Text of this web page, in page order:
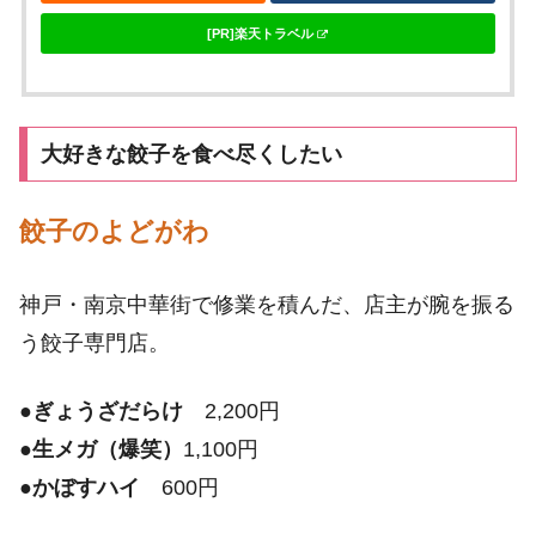
[PR]楽天トラベル
大好きな餃子を食べ尽くしたい
餃子のよどがわ
神戸・南京中華街で修業を積んだ、店主が腕を振る
う餃子専門店。
●ぎょうざだらけ 2,200円
●生メガ（爆笑） 1,100円
●かぼすハイ 600円